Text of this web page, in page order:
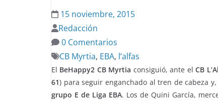
15 noviembre, 2015
Redacción
0 Comentarios
CB Myrtia, EBA, l’alfas
El BeHappy2 CB Myrtia consiguió, ante elCB
61) para seguir enganchado al tren de cabeza
grupo E de Liga EBA. Los de Quini García,